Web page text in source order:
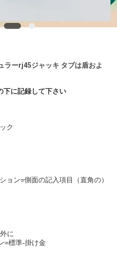
ラーrj45ジャッキ タブは盾およ
下に記録して下さい
ク
ョン=側面の記入項目（直角の）
に
=標準-掛け金